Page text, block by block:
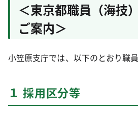
＜東京都職員（海技
ご案内＞
小笠原支庁では、以下のとおり職
１ 採用区分等